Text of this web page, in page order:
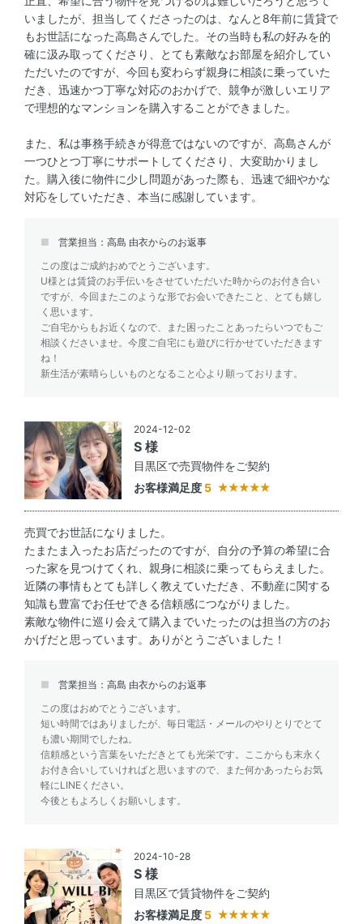
いましたが、担当してくださったのは、なんと8年前に賃貸で
もお世話になった高島さんでした。その当時も私の好みを的
確に汲み取ってくださり、とても素敵なお部屋を紹介してい
ただいたのですが、今回も変わらず親身に相談に乗っていた
だき、迅速かつ丁寧な対応のおかげで、競争が激しいエリア
で理想的なマンションを購入することができました。
また、私は事務手続きが得意ではないのですが、高島さんが
一つひとつ丁寧にサポートしてくださり、大変助かりまし
た。購入後に物件に少し問題があった際も、迅速で細やかな
対応をしていただき、本当に感謝しています。
営業担当：高島 由衣からのお返事
この度はご成約おめでとうございます。
U様とは賃貸のお手伝いをさせていただいた時からのお付き合い
ですが、今回またこのような形でお会いできたこと、とても嬉し
く思います。
ご自宅からもお近くなので、また困ったことあったらいつでもご
相談くださいませ。今度ご自宅にも遊びに行かせていただきます
ね！
新生活が素晴らしいものとなること心より願っております。
2024-12-02
S 様
目黒区で売買物件をご契約
お客様満足度 5
売買でお世話になりました。
たまたま入ったお店だったのですが、自分の予算の希望に合
った家を見つけてくれ、親身に相談に乗ってもらえました。
近隣の事情もとても詳しく教えていただき、不動産に関する
知識も豊富でお任せできる信頼感につながりました。
素敵な物件に巡り会えて購入までいたったのは担当の方のお
かげだと思っています。ありがとうございました！
営業担当：高島 由衣からのお返事
この度はおめでとうございます。
短い時間ではありましたが、毎日電話・メールのやりとりでとて
も濃い期間でしたね。
信頼感という言葉をいただきとても光栄です。ここからも末永く
お付き合いしていければと思いますので、また何かあったらお気
軽にLINEください。
今後ともよろしくお願いします。
2024-10-28
S 様
目黒区で賃貸物件をご契約
お客様満足度 5